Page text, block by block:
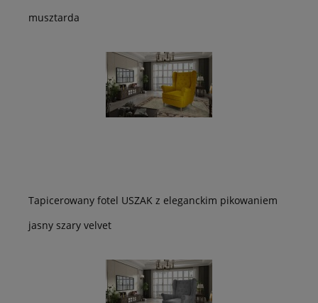
musztarda
Tapicerowany fotel USZAK z eleganckim pikowaniem
jasny szary velvet